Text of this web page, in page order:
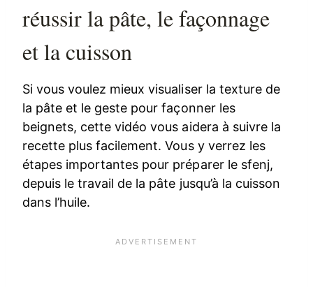
réussir la pâte, le façonnage
et la cuisson
Si vous voulez mieux visualiser la texture de
la pâte et le geste pour façonner les
beignets, cette vidéo vous aidera à suivre la
recette plus facilement. Vous y verrez les
étapes importantes pour préparer le sfenj,
depuis le travail de la pâte jusqu’à la cuisson
dans l’huile.